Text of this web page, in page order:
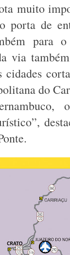
muito
porta de
para
via
cidades
do